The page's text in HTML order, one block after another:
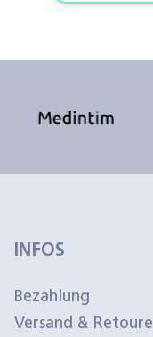
INFOS
Bezahlung
Versand & Retoure